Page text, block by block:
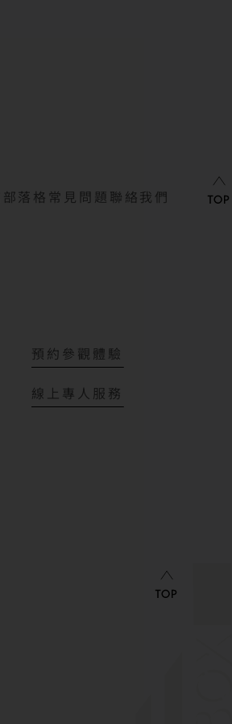
部落格 常見問題 聯絡我們
預約參觀體驗
線上專人服務